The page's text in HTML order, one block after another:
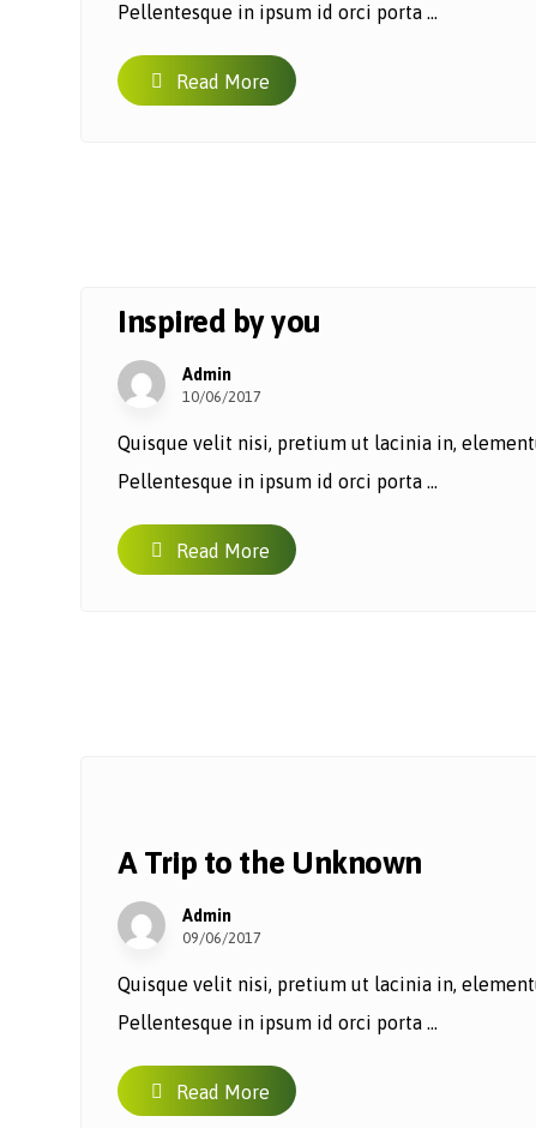
Pellentesque in ipsum id orci porta ...
Read More
Inspired by you
Admin
10/06/2017
Quisque velit nisi, pretium ut lacinia in,
Pellentesque in ipsum id orci porta ...
Read More
A Trip to the Unknown
Admin
09/06/2017
Quisque velit nisi, pretium ut lacinia in,
Pellentesque in ipsum id orci porta ...
Read More